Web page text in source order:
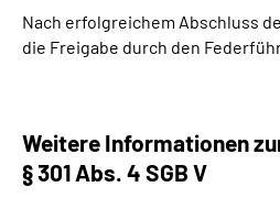
Nach erfolgreichem Abschluss
die Freigabe durch den
Weitere Informationen
§ 301 Abs. 4 SGB V